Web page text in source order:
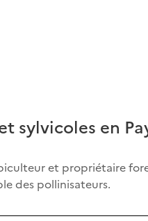
sylvicoles en
et propriétaire
des pollinisateurs.